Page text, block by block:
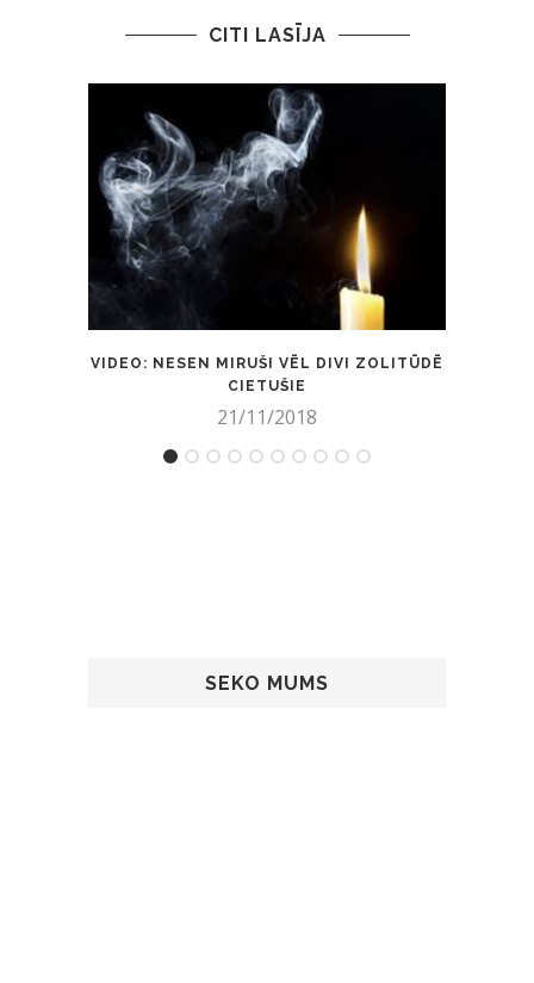
CITI LASĪJA
VIDEO: NESEN MIRUŠI VĒL DIVI ZOLITŪDĒ
CIETUŠIE
21/11/2018
SEKO MUMS